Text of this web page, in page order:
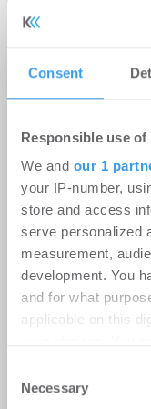
Consent
Responsible use
We and our 1
your IP-number,
store and access
serve personalized
measurement,
development. You
and for what
applicable on this
the Privacy trigger
Selection
Necessary
am
Handel |